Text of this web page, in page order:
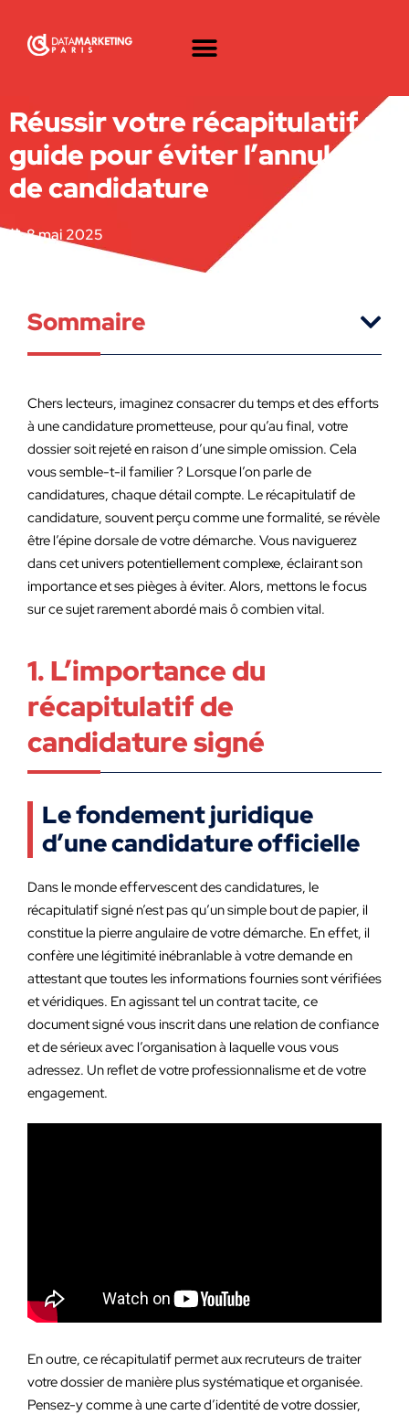
Réussir votre récapitulatif :
guide pour éviter l’annulation
de candidature
8 mai 2025
Sommaire
Chers lecteurs, imaginez consacrer du temps et des efforts
à une candidature prometteuse, pour qu’au final, votre
dossier soit rejeté en raison d’une simple omission. Cela
vous semble-t-il familier ? Lorsque l’on parle de
candidatures, chaque détail compte. Le récapitulatif de
candidature, souvent perçu comme une formalité, se révèle
être l’épine dorsale de votre démarche. Vous naviguerez
dans cet univers potentiellement complexe, éclairant son
importance et ses pièges à éviter. Alors, mettons le focus
sur ce sujet rarement abordé mais ô combien vital.
1. L’importance du
récapitulatif de
candidature signé
Le fondement juridique
d’une candidature officielle
Dans le monde effervescent des candidatures, le
récapitulatif signé n’est pas qu’un simple bout de papier, il
constitue la pierre angulaire de votre démarche. En effet, il
confère une légitimité inébranlable à votre demande en
attestant que toutes les informations fournies sont vérifiées
et véridiques. En agissant tel un contrat tacite, ce
document signé vous inscrit dans une relation de confiance
et de sérieux avec l’organisation à laquelle vous vous
adressez. Un reflet de votre professionnalisme et de votre
engagement.
En outre, ce récapitulatif permet aux recruteurs de traiter
votre dossier de manière plus systématique et organisée.
Pensez-y comme à une carte d’identité de votre dossier,